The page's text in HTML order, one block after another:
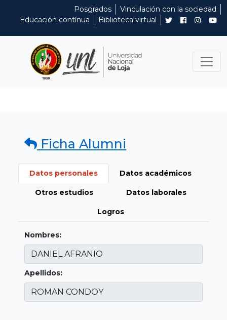
Posgrados
Vinculación con la sociedad
Educación contínua
Biblioteca virtual
Ficha Alumni
Datos personales Datos académicos
Otros estudios Datos laborales
Logros
Nombres:
Apellidos: